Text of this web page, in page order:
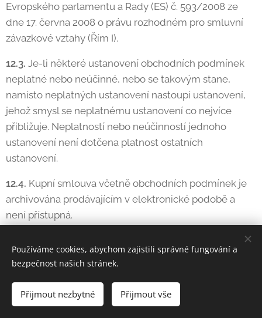
Evropského parlamentu a Rady (ES) č. 593/2008 ze
dne 17. června 2008 o právu rozhodném pro smluvní
závazkové vztahy (Řím I).
12.3. Je-li některé ustanovení obchodních podmínek
neplatné nebo neúčinné, nebo se takovým stane,
namísto neplatných ustanovení nastoupí ustanovení,
jehož smysl se neplatnému ustanovení co nejvíce
přibližuje. Neplatností nebo neúčinností jednoho
ustanovení není dotčena platnost ostatních
ustanovení.
12.4. Kupní smlouva včetně obchodních podmínek je
archivována prodávajícím v elektronické podobě a
není přístupná.
formulář pro odstoupení od kupní smlouvy.
12.6.Kontaktní údaje prodávajícího: adresa pro
doručování Pulchra, s.r.o., Bořanovická 1819/15a, 18200
Používáme cookies, abychom zajistili správné fungování a
bezpečnost našich stránek.
Přijmout nezbytné Přijmout vše